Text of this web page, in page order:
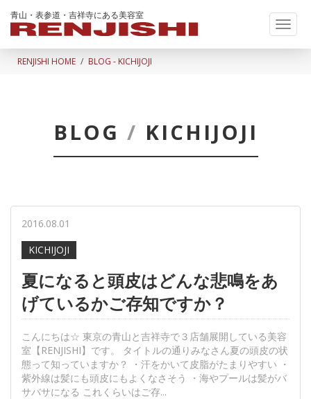
青山・表参道・吉祥寺にある美容室
RENJISHI HOME BLOG - KICHIJOJI
BLOG / KICHIJOJI
2016.08.01
KICHIJOJI
夏になると頭皮はどんな悲鳴をあ
げているかご存知ですか？
こんにちは☆ 東京の青山と吉祥寺で３店舗展開している美容
室【RENJISHI】です。 タイトルの通りみなさん夏の頭皮の状
態って知っていますか？ ・汗をかいて皮脂がたまりやすい ・
紫外線は髪にも頭皮にもよくなさそう ・海やプールは髪がバ
サバサになる これくらいはご存...